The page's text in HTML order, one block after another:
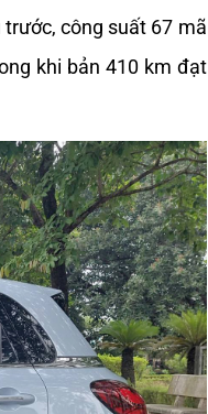
công suất 67 mã
khi bản 410 km đạt